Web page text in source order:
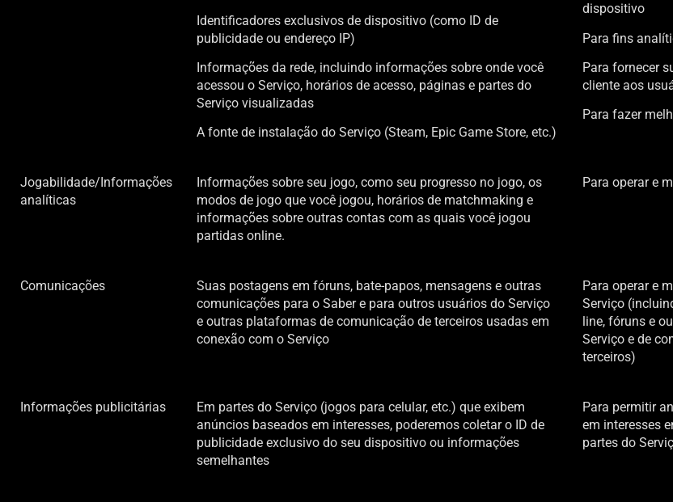
Identificadores exclusivos de dispositivo (como ID de
publicidade ou endereço IP)
Informações da rede, incluindo informações sobre onde você
acessou o Serviço, horários de acesso, páginas e partes do
Serviço visualizadas
A fonte de instalação do Serviço (Steam, Epic Game Store, etc.)
dispositivo
Para fins
Para fornecer
cliente aos
Para fazer
Jogabilidade/Informações
analíticas
Informações sobre seu jogo, como seu progresso no jogo, os
modos de jogo que você jogou, horários de matchmaking e
informações sobre outras contas com as quais você jogou
partidas online.
Para operar e
Comunicações
Suas postagens em fóruns, bate-papos, mensagens e outras
comunicações para o Saber e para outros usuários do Serviço
e outras plataformas de comunicação de terceiros usadas em
conexão com o Serviço
Para operar e
Serviço
line, fóruns e
Serviço e de
terceiros)
Informações publicitárias
Em partes do Serviço (jogos para celular, etc.) que exibem
anúncios baseados em interesses, poderemos coletar o ID de
publicidade exclusivo do seu dispositivo ou informações
semelhantes
Para permitir
em interesses
partes do